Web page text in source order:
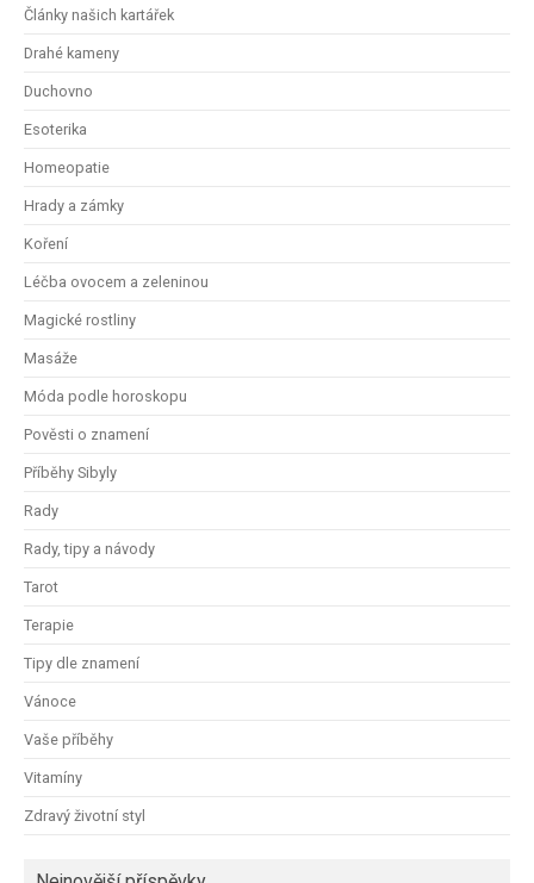
Články našich kartářek
Drahé kameny
Duchovno
Esoterika
Homeopatie
Hrady a zámky
Koření
Léčba ovocem a zeleninou
Magické rostliny
Masáže
Móda podle horoskopu
Pověsti o znamení
Příběhy Sibyly
Rady
Rady, tipy a návody
Tarot
Terapie
Tipy dle znamení
Vánoce
Vaše příběhy
Vitamíny
Zdravý životní styl